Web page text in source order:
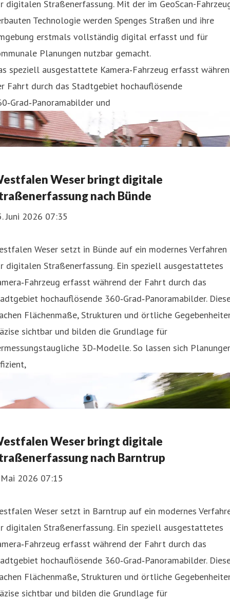
digitalen Straßenerfassung. Mit der im GeoScan-
Technologie werden Spenges Straßen und ihre
erstmals vollständig digital erfasst und für
Planungen nutzbar gemacht.
speziell ausgestattete Kamera‑Fahrzeug erfasst
Fahrt durch das Stadtgebiet hochauflösende
und
Weser bringt digitale
nach Bünde
Juni 2026 07:35
Weser setzt in Bünde auf ein modernes Verfahren
digitalen Straßenerfassung. Ein speziell ausgestattetes
erfasst während der Fahrt durch das
hochauflösende 360‑Grad‑Panoramabilder.
Flächenmaße, Strukturen und örtliche
sichtbar und bilden die Grundlage für
3D‑Modelle. So lassen sich
Weser bringt digitale
nach Barntrup
2026 07:15
Weser setzt in Barntrup auf ein modernes
digitalen Straßenerfassung. Ein speziell ausgestattetes
erfasst während der Fahrt durch das
hochauflösende 360‑Grad‑Panoramabilder.
Flächenmaße, Strukturen und örtliche
sichtbar und bilden die Grundlage für